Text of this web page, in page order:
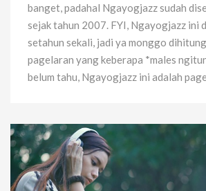
banget, padahal Ngayogjazz sudah
sejak tahun 2007. FYI, Ngayogjazz ini
setahun sekali, jadi ya monggo
pagelaran yang keberapa *males
belum tahu, Ngayogjazz ini adalah